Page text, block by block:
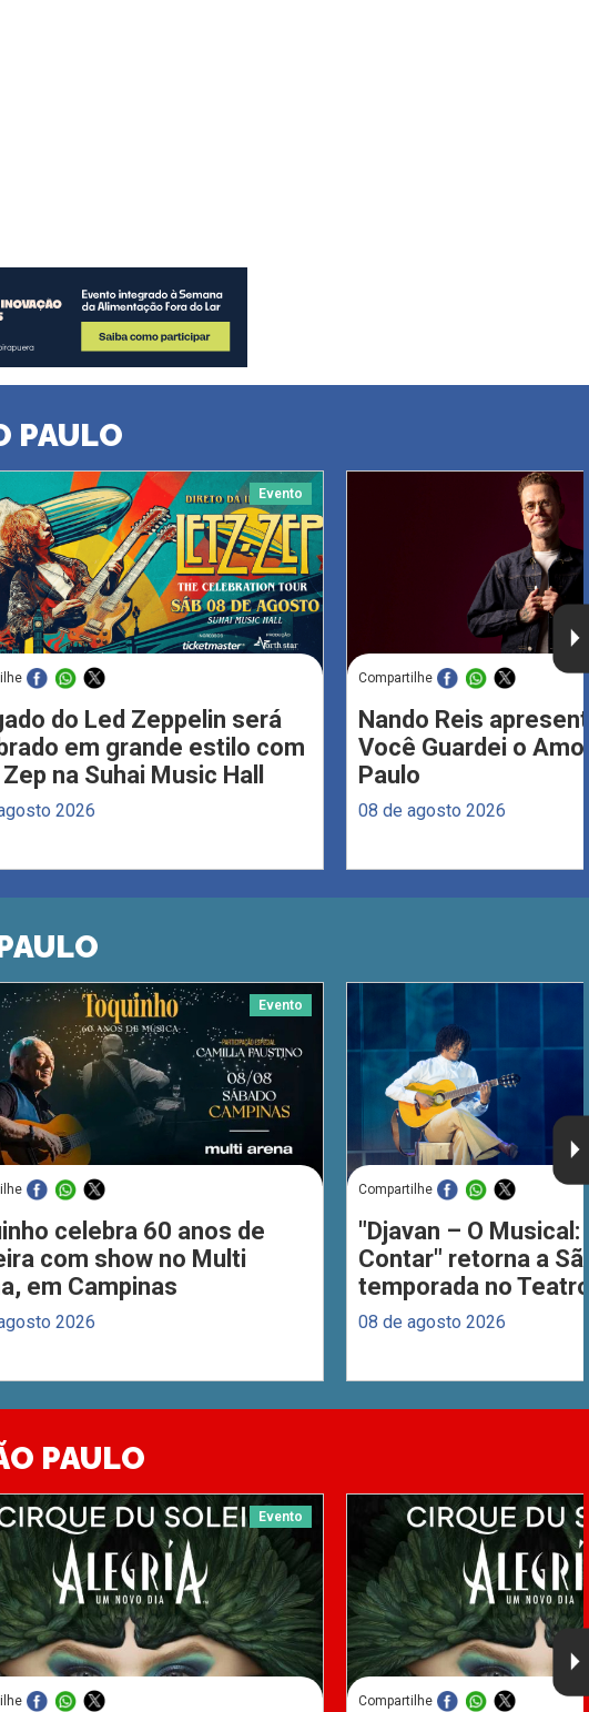
PAULO
Evento
do Led Zeppelin será
em grande estilo com
na Suhai Music Hall
2026
Compartilhe
Nando Reis
Você Guardei o
Paulo
08 de agosto 2026
Evento
celebra 60 anos de
com show no Multi
em Campinas
2026
Compartilhe
"Djavan – O Musical:
Contar" retorna a
temporada no
08 de agosto 2026
PAULO
Evento
Compartilhe